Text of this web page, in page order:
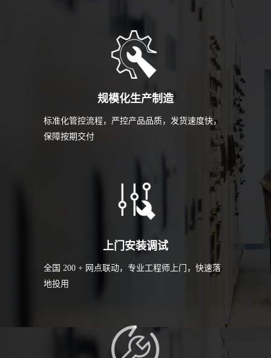
规模化生产制造
标准化管控流程，严控产品品质，发货速度快，
保障按期交付
上门安装调试
全国 200 + 网点联动，专业工程师上门，快速落
地投用